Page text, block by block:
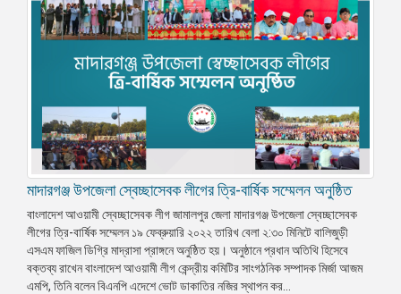
মাদারগঞ্জ উপজেলা স্বেচ্ছাসেবক লীগের ত্রি-বার্ষিক সম্মেলন অনুষ্ঠিত
বাংলাদেশ আওয়ামী স্বেচ্ছাসেবক লীগ জামালপুর জেলা মাদারগঞ্জ উপজেলা স্বেচ্ছাসেবক
লীগের ত্রি-বার্ষিক সম্মেলন ১৯ ফেব্রুয়ারি ২০২২ তারিখ বেলা ২:৩০ মিনিটে বালিজুড়ী
এসএম ফাজিল ডিগ্রি মাদ্রাসা প্রাঙ্গনে অনুষ্ঠিত হয়। অনুষ্ঠানে প্রধান অতিথি হিসেবে
বক্তব্য রাখেন বাংলাদেশ আওয়ামী লীগ কেন্দ্রীয় কমিটির সাংগঠনিক সম্পাদক মির্জা আজম
এমপি, তিনি বলেন বিএনপি এদেশে ভোট ডাকাতির নজির স্থাপন কর...